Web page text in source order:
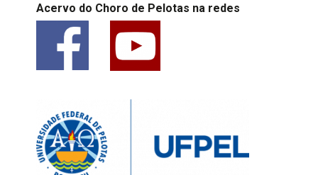
Acervo do Choro de Pelotas na redes